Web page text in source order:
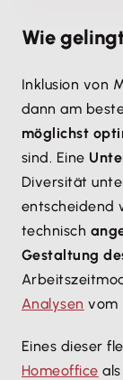
Wie
Inklusion von
dann am
möglichst
sind. Eine
Diversität
entscheidend
technisch
Gestaltung
Analysen vom
Eines dieser
Homeoffice